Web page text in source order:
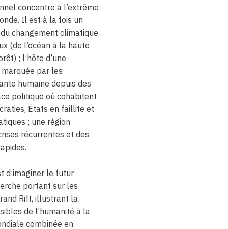
concentre à l’extrême
Il est à la fois un
changement climatique
(de l’océan à la haute
; l’hôte d’une
par les
humaine depuis des
politique où cohabitent
États en faillite et
; une région
récurrentes et des
d’imaginer le futur
portant sur les
Rift, illustrant la
de l’humanité à la
combinée en